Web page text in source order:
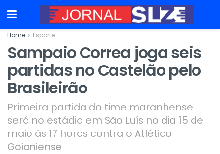
Home Esporte
Sampaio Correa joga seis
partidas no Castelão pelo
Brasileirão
Primeira partida do time maranhense
será no estádio em São Luís no dia 15 de
maio às 17 horas contra o Atlético
Goianiense